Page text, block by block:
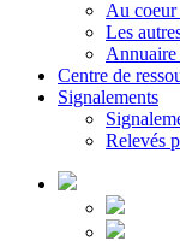
Au coeur
Les
Annuaire
Centre de
Signalements
Relevés